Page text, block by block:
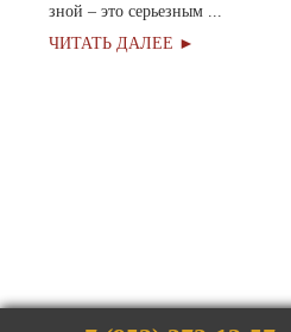
зной – это серьезным ...
ЧИТАТЬ ДАЛЕЕ ►